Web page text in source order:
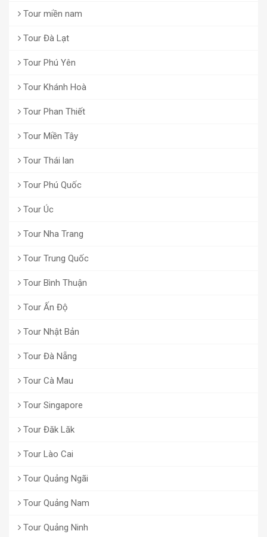
Tour miền nam
Tour Đà Lạt
Tour Phú Yên
Tour Khánh Hoà
Tour Phan Thiết
Tour Miền Tây
Tour Thái lan
Tour Phú Quốc
Tour Úc
Tour Nha Trang
Tour Trung Quốc
Tour Bình Thuận
Tour Ấn Độ
Tour Nhật Bản
Tour Đà Nẵng
Tour Cà Mau
Tour Singapore
Tour Đăk Lăk
Tour Lào Cai
Tour Quảng Ngãi
Tour Quảng Nam
Tour Quảng Ninh